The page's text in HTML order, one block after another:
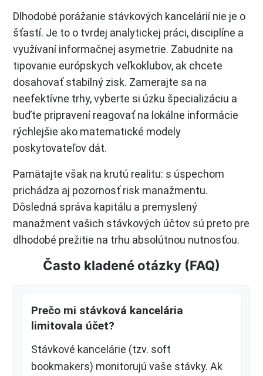
Dlhodobé porážanie stávkových kancelárií nie je o
šťastí. Je to o tvrdej analytickej práci, disciplíne a
využívaní informačnej asymetrie. Zabudnite na
tipovanie európskych veľkoklubov, ak chcete
dosahovať stabilný zisk. Zamerajte sa na
neefektívne trhy, vyberte si úzku špecializáciu a
buďte pripravení reagovať na lokálne informácie
rýchlejšie ako matematické modely
poskytovateľov dát.
Pamätajte však na krutú realitu: s úspechom
prichádza aj pozornosť risk manažmentu.
Dôsledná správa kapitálu a premyslený
manažment vašich stávkových účtov sú preto pre
dlhodobé prežitie na trhu absolútnou nutnosťou.
Často kladené otázky (FAQ)
Prečo mi stávková kancelária
limitovala účet?
Stávkové kancelárie (tzv. soft
bookmakers) monitorujú vaše stávky. Ak